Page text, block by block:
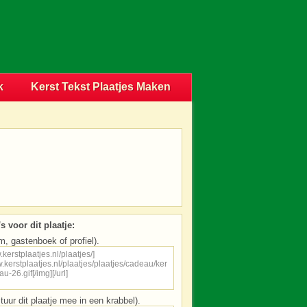
Kerst Tekst Plaatjes Maken
voor dit plaatje:
gastenboek of profiel).
dit plaatje mee in een krabbel).